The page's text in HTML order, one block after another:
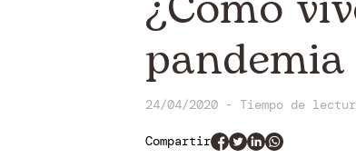
24/04/2020 - Tiempo de
Compartir